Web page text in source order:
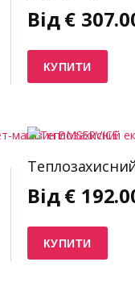
Від€
КУПИТИ
Від€
КУПИТИ